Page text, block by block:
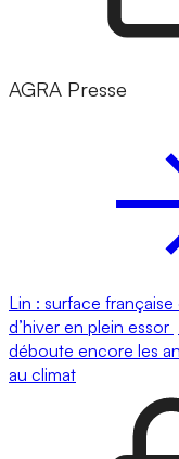
AGRA Presse
Lin : surface
d’hiver en plein essor
déboute encore les
au climat